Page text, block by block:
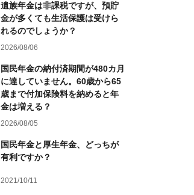
遺族年金は非課税ですが、預貯
金が多くても生活保護は受けら
れるのでしょうか？
2026/08/06
国民年金の納付済期間が480カ月
に達していません。60歳から65
歳まで付加保険料を納めると年
金は増える？
2026/08/05
国民年金と厚生年金、どっちが
有利ですか？
2021/10/11